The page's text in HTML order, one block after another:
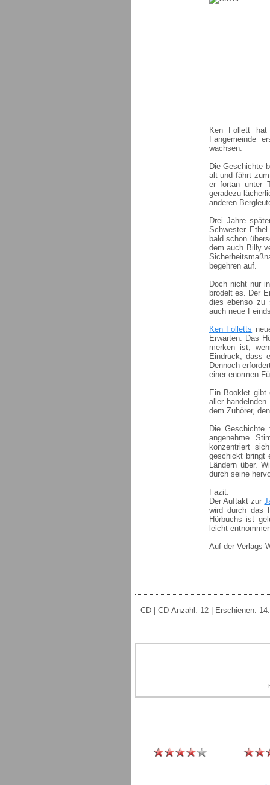
Ken Follett
Fangemeinde
wachsen.
Die Geschichte
alt und fährt
er fortan unter
geradezu
anderen
Drei Jahre
Schwester
bald schon
dem auch Billy
begehren auf.
Doch nicht nur
brodelt es. Der
dies ebenso zu
auch neue
Ken Folletts
Erwarten. Das
merken ist,
Eindruck, dass
Dennoch
einer enormen
Ein Booklet gibt
aller
dem Zuhörer,
Die
angenehme
konzentriert
geschickt bringt
Ländern über.
durch seine
Fazit:
Der Auftakt zur
wird durch das
Hörbuchs ist
leicht
Auf der Verlags-
CD | CD-Anzahl: 12 | Erschienen: